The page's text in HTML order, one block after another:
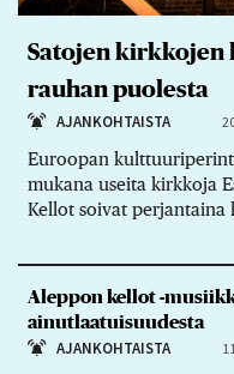
Satojen kirkkojen
rauhan puolesta
AJANKOHTAISTA
Euroopan
mukana useita kirkkoja
Kellot soivat perjantaina
Aleppon kellot -
ainutlaatuisuudesta
AJANKOHTAISTA